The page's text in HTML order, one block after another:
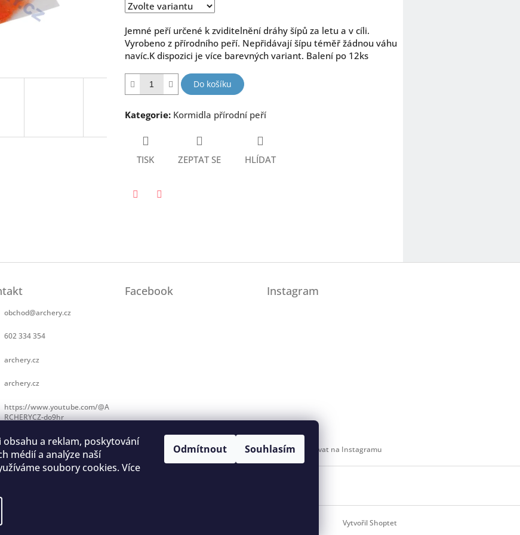
obsahu a reklam, poskytování
médií a analýze naší
soubory cookies. Více
Odmítnout Souhlasím
hvězdiček.
Jemné peří určené k zviditelnění dráhy šípů za letu a v cíli.
Vyrobeno z přírodního peří. Nepřidávají šípu téměř žádnou váhu
navíc.K dispozici je více barevných variant. Balení po 12ks
Do košíku
Kategorie: Kormidla přírodní peří
TISK ZEPTAT SE HLÍDAT
obchod@archery.cz
602 334 354
archery.cz
archery.cz
https://www.youtube.com/@A
RCHERYCZ-do9hr
Facebook Instagram
Sledovat na Instagramu
na lukostřelbu
Vytvořil Shoptet